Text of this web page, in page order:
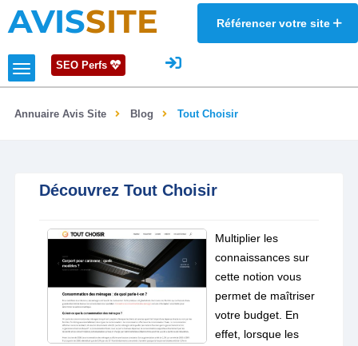
AVISSITE Référencer votre site
SEO Perfs
Annuaire Avis Site Blog Tout Choisir
Découvrez Tout Choisir
Multiplier les
connaissances sur
cette notion vous
permet de maîtriser
votre budget. En
effet, lorsque les